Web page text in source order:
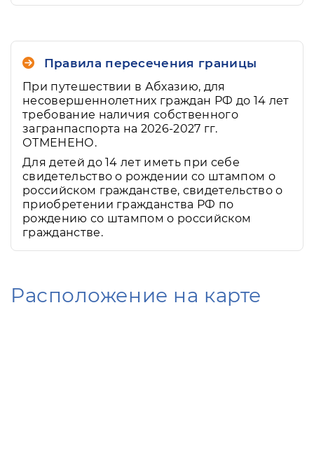
Правила пересечения границы
При путешествии в Абхазию, для
несовершеннолетних граждан РФ до 14 лет
требование наличия собственного
загранпаспорта на 2026-2027 гг.
ОТМЕНЕНО.
Для детей до 14 лет иметь при себе
свидетельство о рождении со штампом о
российском гражданстве, свидетельство о
приобретении гражданства РФ по
рождению со штампом о российском
гражданстве.
Расположение на карте